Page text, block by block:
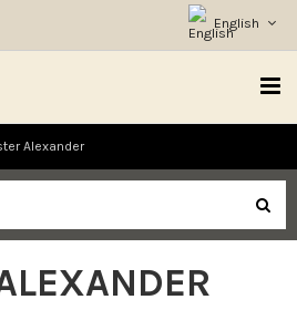
English
Alexander